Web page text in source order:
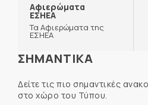
Αφιερώματα
ΕΣΗΕΑ
Τα Αφιερώματα της
ΕΣΗΕΑ
ΣΗΜΑΝΤΙΚΑ
Δείτε τις πιο σημαντικές
στο χώρο του Τύπου.